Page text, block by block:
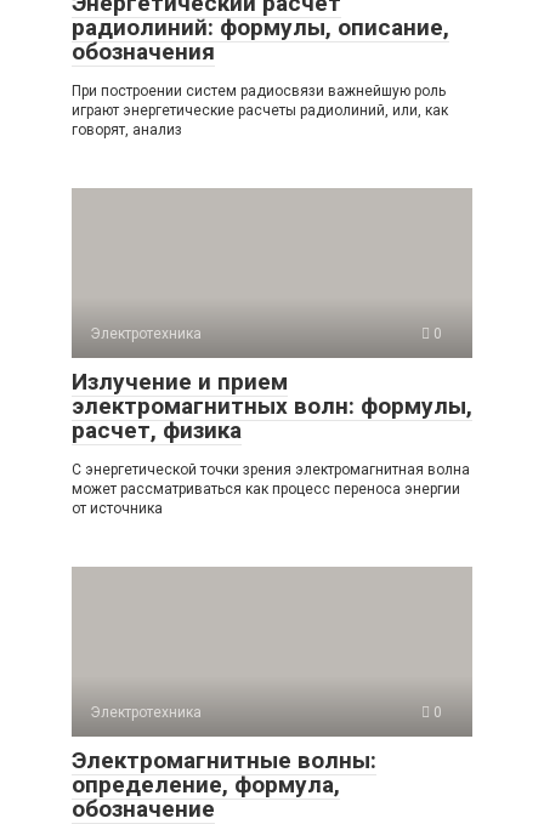
радиолиний: формулы, описание,
обозначения
При построении систем радиосвязи важнейшую роль
играют энергетические расчеты радиолиний, или, как
говорят, анализ
Электротехника 0
Излучение и прием
электромагнитных волн: формулы,
расчет, физика
С энергетической точки зрения электромагнитная волна
может рассматриваться как процесс переноса энергии
от источника
Электротехника 0
Электромагнитные волны:
определение, формула,
обозначение